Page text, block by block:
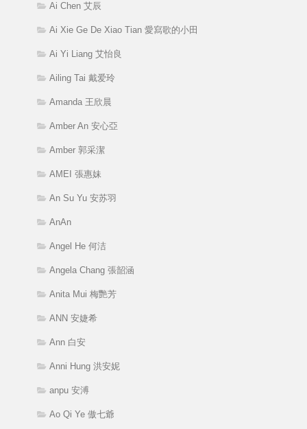
Ai Chen 艾辰
Ai Xie Ge De Xiao Tian 愛寫歌的小田
Ai Yi Liang 艾怡良
Ailing Tai 戴爱玲
Amanda 王欣晨
Amber An 安心亞
Amber 郭采潔
AMEI 張惠妹
An Su Yu 安苏羽
AnAn
Angel He 何洁
Angela Chang 張韶涵
Anita Mui 梅艷芳
ANN 安婕希
Ann 白安
Anni Hung 洪安妮
anpu 安溥
Ao Qi Ye 傲七爺